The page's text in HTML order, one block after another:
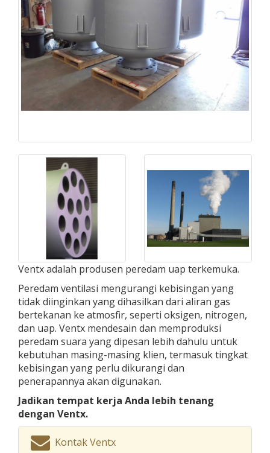
Ventx adalah produsen peredam uap terkemuka.
Peredam ventilasi mengurangi kebisingan yang
tidak diinginkan yang dihasilkan dari aliran gas
bertekanan ke atmosfir, seperti oksigen, nitrogen,
dan uap. Ventx mendesain dan memproduksi
peredam suara yang dipesan lebih dahulu untuk
kebutuhan masing-masing klien, termasuk tingkat
kebisingan yang perlu dikurangi dan
penerapannya akan digunakan.
Jadikan tempat kerja Anda lebih tenang
dengan Ventx.
Kontak Ventx